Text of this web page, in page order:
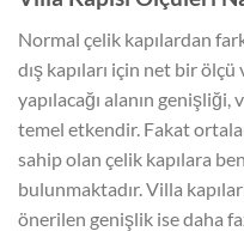
Normal çelik kapılardan
dış kapıları için net bir ölçü
yapılacağı alanın genişliği,
temel etkendir. Fakat
sahip olan çelik kapılara
bulunmaktadır. Villa
önerilen genişlik ise daha